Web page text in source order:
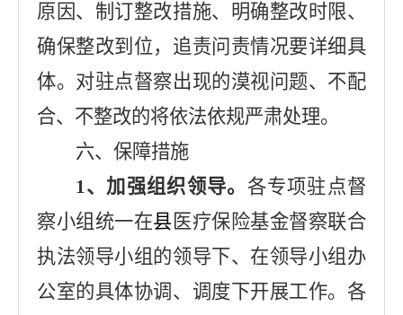
原因、制订整改措施、明确整改时限、
确保整改到位，追责问责情况要详细具
体。对驻点督察出现的漠视问题、不配
合、不整改的将依法依规严肃处理。
六、保障措施
1、加强组织领导。 各专项驻点督
察小组统一在县 医疗保险基金督察联合
执法领导小组的领导下、在领导小组办
公室的具体协调、调度下开展工作。 各